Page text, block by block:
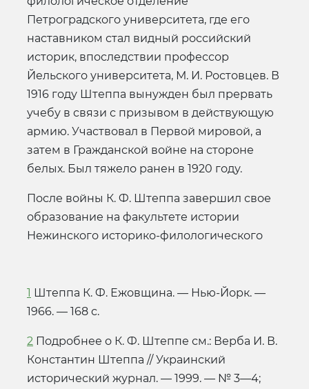
Петроградского университета, где его
наставником стал видный российский
историк, впоследствии профессор
Йельского университета, М. И. Ростовцев. В
1916 году Штеппа вынужден был прервать
учебу в связи с призывом в действующую
армию. Участвовал в Первой мировой, а
затем в Гражданской войне на стороне
белых. Был тяжело ранен в 1920 году.
После войны К. Ф. Штеппа завершил свое
образование на факультете истории
Нежинского историко-филологического
1 Штеппа К. Ф. Ежовщина. — Нью-Йорк. —
1966. — 168 с.
2 Подробнее о К. Ф. Штеппе см.: Верба И. В.
Константин Штеппа // Украинский
исторический журнал. — 1999. — № 3—4;